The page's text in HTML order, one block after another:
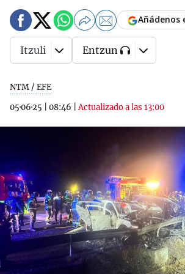
NTM / EFE
05·06·25
08:46 |Actualizado a las 13:00
Añádenos
Itzuli Entzun